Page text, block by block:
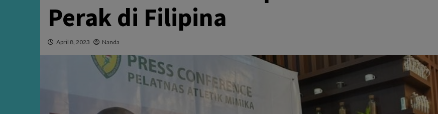
Perak di Filipina
April 8, 2023 Nanda
Aksesnya
December 5, 2024
Pada Senin, 2 Desember 2024, Tim Hukum
pasangan calon Maximus Tipagau dan Peggi
Patrisia Patippi (MP3), Fadli, mengungkapkan